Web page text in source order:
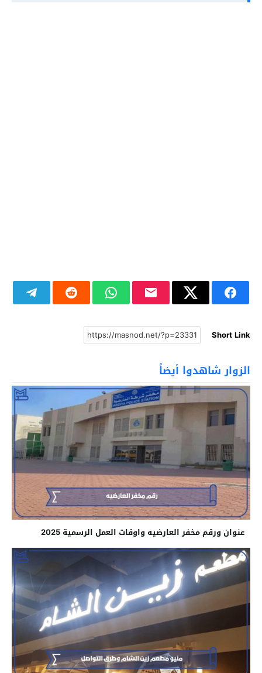
Short Link
الزوار شاهدوا أيضاً
عنوان ورقم مخفر العارضيه واوقات العمل الرسمية 2025